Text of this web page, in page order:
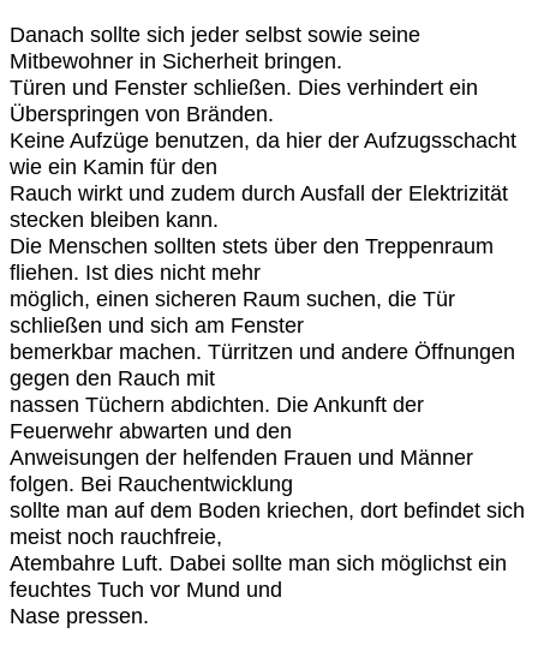
Danach sollte sich jeder selbst sowie seine
Mitbewohner in Sicherheit bringen.
Türen und Fenster schließen. Dies verhindert ein
Überspringen von Bränden.
Keine Aufzüge benutzen, da hier der Aufzugsschacht
wie ein Kamin für den
Rauch wirkt und zudem durch Ausfall der Elektrizität
stecken bleiben kann.
Die Menschen sollten stets über den Treppenraum
fliehen. Ist dies nicht mehr
möglich, einen sicheren Raum suchen, die Tür
schließen und sich am Fenster
bemerkbar machen. Türritzen und andere Öffnungen
gegen den Rauch mit
nassen Tüchern abdichten. Die Ankunft der
Feuerwehr abwarten und den
Anweisungen der helfenden Frauen und Männer
folgen. Bei Rauchentwicklung
sollte man auf dem Boden kriechen, dort befindet sich
meist noch rauchfreie,
Atembahre Luft. Dabei sollte man sich möglichst ein
feuchtes Tuch vor Mund und
Nase pressen.